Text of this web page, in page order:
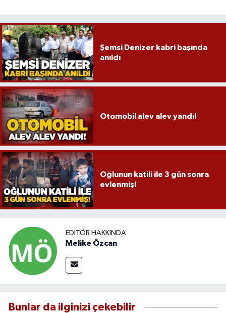
Şemsi Denizer kabri başında
anıldı
Otomobil alev alev yandı!
Oğlunun katili ile 3 gün sonra
evlenmiş!
EDITÖR HAKKINDA
Melike Özcan
Bunlar da ilginizi çekebilir